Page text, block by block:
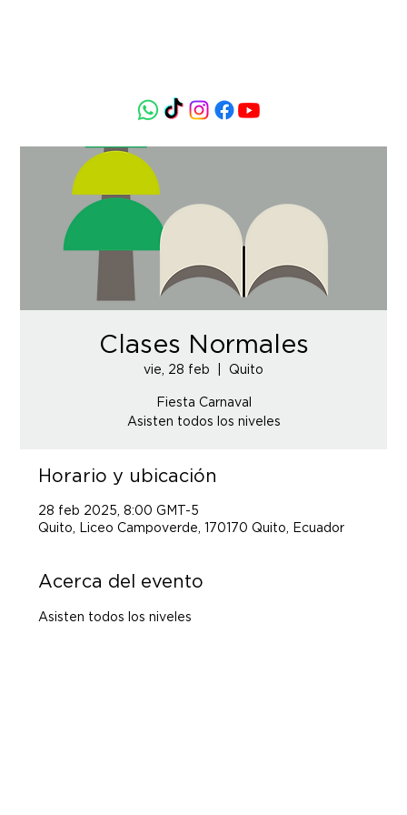
Clases Normales
vie, 28 feb Quito
Fiesta Carnaval
Horario y ubicación
28 feb 2025, 8:00 GMT-5
Quito, Liceo Campoverde, 170170 Quito, Ecuador
Acerca del evento
Asisten todos los niveles